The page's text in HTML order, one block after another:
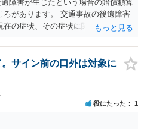
障害が生じたという場合の賠償額算
があります。 交通事故の後遺障害
の症状、その症状に関する医療記
と算定は難しいと思いますので、
回答は得られないと思われます。 現
般的には弁護士に依頼をして訴訟と
手間はかかりますが、賠償額は多
の弁護士に依頼をするとよいと思
サイン前の口外は対象に
役にたった 1